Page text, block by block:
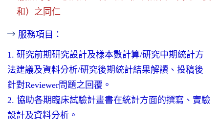
和）之同仁
服務項目：
1. 研究前期研究設計及樣本數計算/研究中期統計方
法建議及資料分析/研究後期統計結果解讀、投稿後
針對Reviewer問題之回覆。
2. 協助各期臨床試驗計畫書在統計方面的撰寫、實驗
設計及資料分析。